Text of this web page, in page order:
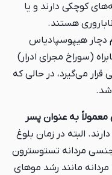
کوچکی دارند و یا
هستند.
دچار هیپوسپادیاس
(سوراخ مجرای ادرار)
می‌گیرد، در حالی که
به عنوان پسر
البته در زمان بلوغ
جنسی مردانه تستوسترون
مردانه مانند رشد موهای